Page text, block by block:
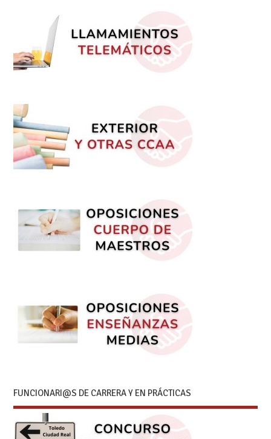
FUNCIONARI@S DE CARRERA Y EN PRÁCTICAS